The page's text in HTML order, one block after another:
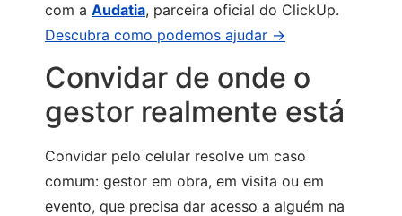
com a Audatia, parceira oficial do ClickUp.
Descubra como podemos ajudar →
Convidar de onde o
gestor realmente está
Convidar pelo celular resolve um caso
comum: gestor em obra, em visita ou em
evento, que precisa dar acesso a alguém na